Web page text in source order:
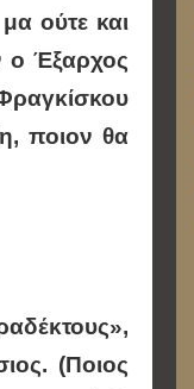
ούτε και
ο Έξαρχος
ποιον θα
(Ποιος